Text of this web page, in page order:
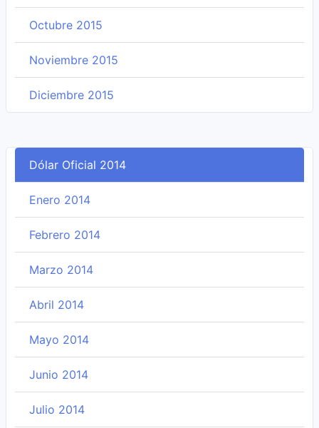
Octubre 2015
Noviembre 2015
Diciembre 2015
Dólar Oficial 2014
Enero 2014
Febrero 2014
Marzo 2014
Abril 2014
Mayo 2014
Junio 2014
Julio 2014